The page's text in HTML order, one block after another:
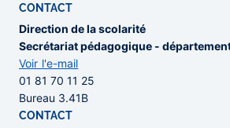
CONTACT
Direction de la scolarité
Secrétariat pédagogique -
Voir l'e-mail
01 81 70 11 25
Bureau 3.41B
CONTACT